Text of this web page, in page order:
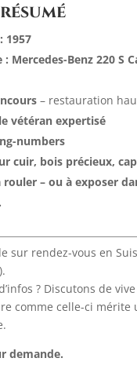
1957
: Mercedes-Benz 220 S
– restauration
vétéran expertisé
numbers
cuir, bois précieux,
rouler – ou à exposer
sur rendez-vous en
? Discutons de
comme celle-ci mérite
demande.